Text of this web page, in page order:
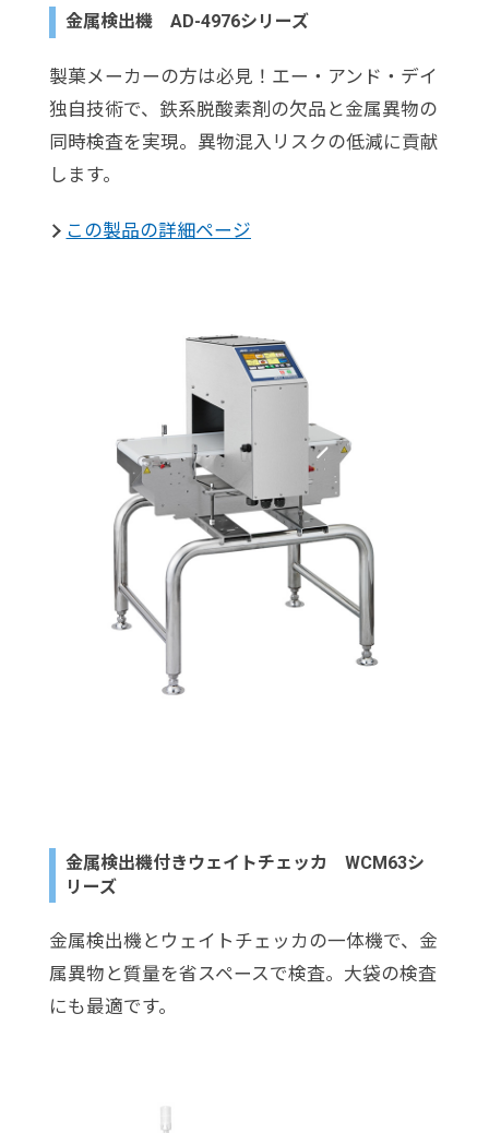
金属検出機 AD-4976シリーズ
製菓メーカーの方は必見！エー・アンド・デイ
独自技術で、鉄系脱酸素剤の欠品と金属異物の
同時検査を実現。異物混入リスクの低減に貢献
します。
この製品の詳細ページ
金属検出機付きウェイトチェッカ WCM63シ
リーズ
金属検出機とウェイトチェッカの一体機で、金
属異物と質量を省スペースで検査。大袋の検査
にも最適です。